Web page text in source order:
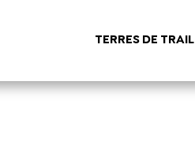
TERRES DE TRAIL